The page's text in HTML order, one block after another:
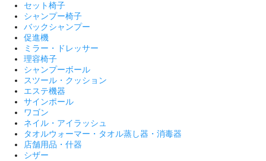
セット椅子
シャンプー椅子
バックシャンプー
促進機
ミラー・ドレッサー
理容椅子
シャンプーボール
スツール・クッション
エステ機器
サインポール
ワゴン
ネイル・アイラッシュ
タオルウォーマー・タオル蒸し器・消毒器
店舗用品・什器
シザー